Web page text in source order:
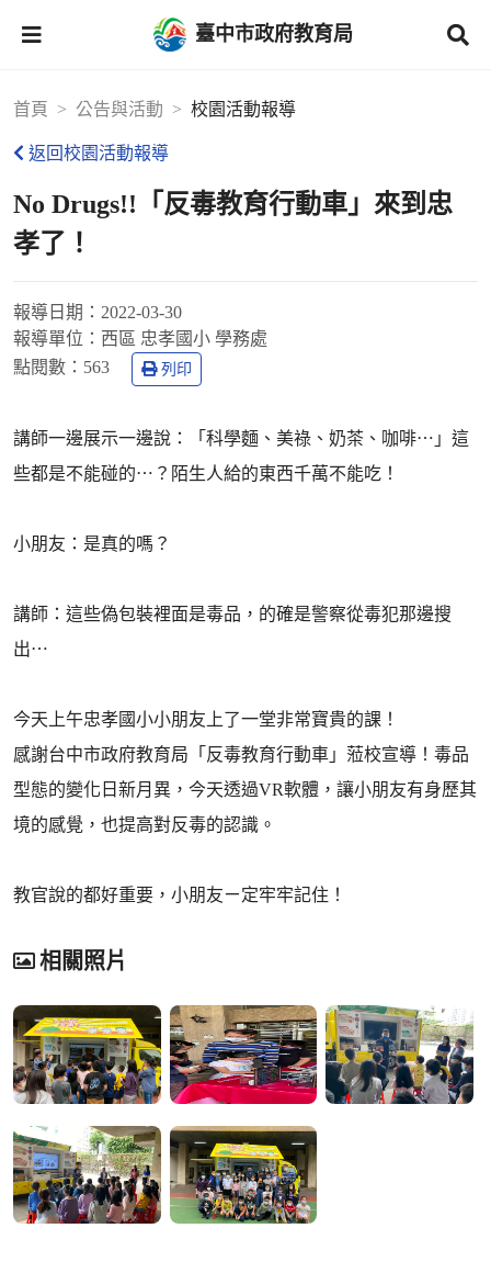
臺中市政府教育局
首頁 公告與活動 校園活動報導
返回校園活動報導
No Drugs!!「反毒教育行動車」來到忠
孝了！
報導日期： 2022-03-30
報導單位： 西區 忠孝國小 學務處
點閱數： 563 列印
講師一邊展示一邊說：「科學麵、美祿、奶茶、咖啡⋯」這
些都是不能碰的⋯？陌生人給的東西千萬不能吃！
小朋友：是真的嗎？
講師：這些偽包裝裡面是毒品，的確是警察從毒犯那邊搜
出⋯
今天上午忠孝國小小朋友上了一堂非常寶貴的課！
感謝台中市政府教育局「反毒教育行動車」蒞校宣導！毒品
型態的變化日新月異，今天透過VR軟體，讓小朋友有身歷其
境的感覺，也提高對反毒的認識。
教官說的都好重要，小朋友ㄧ定牢牢記住！
相關照片